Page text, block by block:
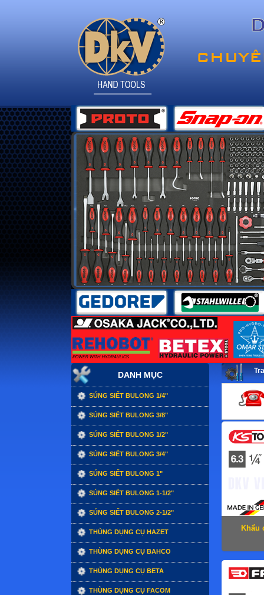
DANH MỤC
SÚNG SIẾT BULONG 1/4"
SÚNG SIẾT BULONG 3/8"
SÚNG SIẾT BULONG 1/2"
SÚNG SIẾT BULONG 3/4"
SÚNG SIẾT BULONG 1"
SÚNG SIẾT BULONG 1-1/2"
SÚNG SIẾT BULONG 2-1/2"
THÙNG DỤNG CỤ HAZET
THÙNG DỤNG CỤ BAHCO
THÙNG DỤNG CỤ BETA
THÙNG DỤNG CỤ FACOM
Khẩu